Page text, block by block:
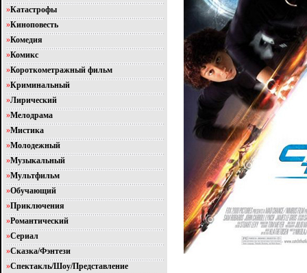
»Катастрофы
»Киноповесть
»Комедия
»Комикс
»Короткометражный фильм
»Криминальный
»Лирический
»Мелодрама
»Мистика
»Молодежный
»Музыкальный
»Мультфильм
»Обучающий
»Приключения
»Романтический
»Сериал
»Сказка/Фэнтези
»Спектакль/Шоу/Представление